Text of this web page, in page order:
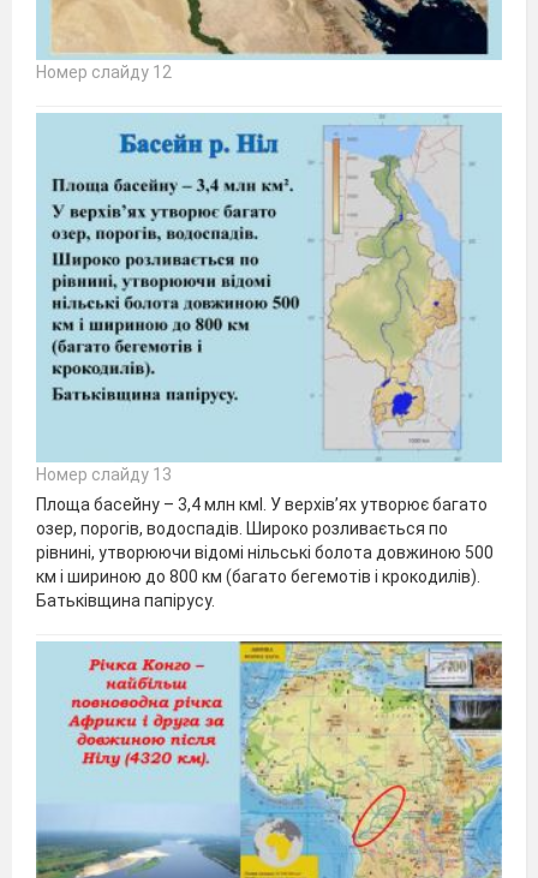
Номер слайду 12
Номер слайду 13
Площа басейну – 3,4 млн кмІ. У верхів’ях утворює багато
озер, порогів, водоспадів. Широко розливається по
рівнині, утворюючи відомі нільські болота довжиною 500
км і шириною до 800 км (багато бегемотів і крокодилів).
Батьківщина папірусу.